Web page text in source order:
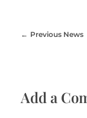
Previous News
Add a